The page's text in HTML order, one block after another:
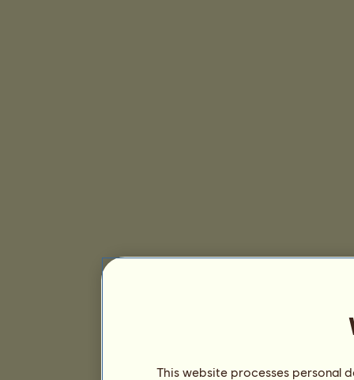
This website processes personal